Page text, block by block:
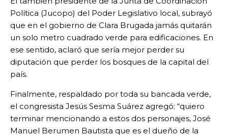
Política (Jucopo) del Poder Legislativo local, subrayó
que en el gobierno de Clara Brugada jamás quitarán
un solo metro cuadrado verde para edificaciones. En
ese sentido, aclaró que sería mejor perder su
diputación que perder los bosques de la capital del
país.
Finalmente, respaldado por toda su bancada verde,
el congresista Jesús Sesma Suárez agregó: “quiero
terminar mencionando a estos dos personajes, José
Manuel Berumen Bautista que es el dueño de la